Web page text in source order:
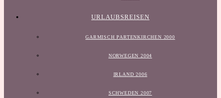
URLAUBSREISEN
GARMISCH PARTENKIRCHEN 2000
NORWEGEN 2004
IRLAND 2006
SCHWEDEN 2007